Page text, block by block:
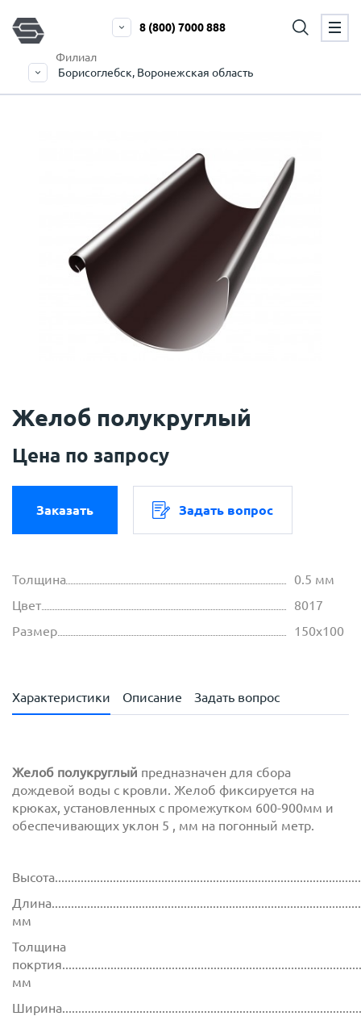
Филиал
Борисоглебск, Воронежская область
8 (800) 7000 888
Желоб полукруглый
Цена по запросу
Заказать Задать вопрос
Толщина
0.5 мм
Цвет
8017
Размер
150х100
Характеристики Описание Задать вопрос
Желоб полукруглый предназначен для сбора
дождевой воды с кровли. Желоб фиксируется на
крюках, установленных с промежутком 600-900мм и
обеспечивающих уклон 5 , мм на погонный метр.
мм
Толщина
мм